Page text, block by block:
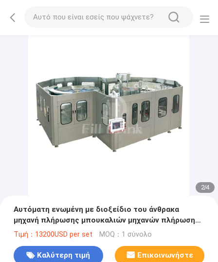
2/4
Αυτόματη ενωμένη με διοξείδιο του άνθρακα
μηχανή πλήρωσης μπουκαλιών μηχανών πλήρωσης
ποτών 350ML PET
Τιμή：13200USD per set MOQ：1 σύνολο
Καλύτερη τιμή Επικοινωνήστε